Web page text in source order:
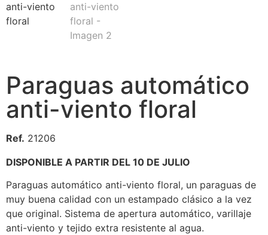
Paraguas automático
anti-viento floral
Ref. 21206
DISPONIBLE A PARTIR DEL 10 DE JULIO
Paraguas automático anti-viento floral, un paraguas de
muy buena calidad con un estampado clásico a la vez
que original. Sistema de apertura automático, varillaje
anti-viento y tejido extra resistente al agua.